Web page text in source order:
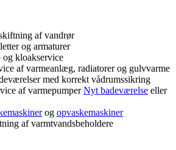
af vandrør
og armaturer
og kloakservice
af varmeanlæg, radiatorer og gulvvarme
med korrekt vådrumssikring
af varmepumperNyt badeværelse eller
og opvaskemaskiner
af varmtvandsbeholdere